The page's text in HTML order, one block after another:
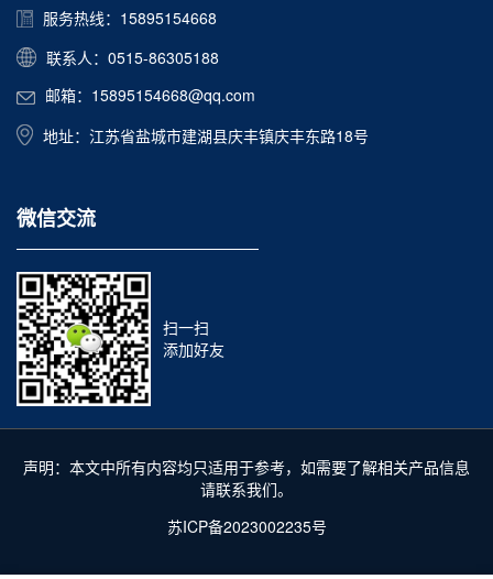
服务热线：15895154668
联系人：0515-86305188
邮箱：15895154668@qq.com
地址：江苏省盐城市建湖县庆丰镇庆丰东路18号
微信交流
扫一扫
添加好友
声明：本文中所有内容均只适用于参考，如需要了解相关产品信息
请联系我们。
苏ICP备2023002235号